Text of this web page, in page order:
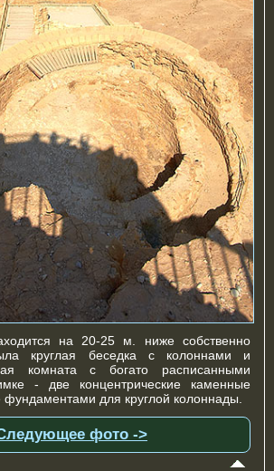
на 20-25 м. ниже собственно
круглая беседка с колоннами и
комната с богато расписанными
- две концентрические каменные
для круглой колоннады.
фото ->